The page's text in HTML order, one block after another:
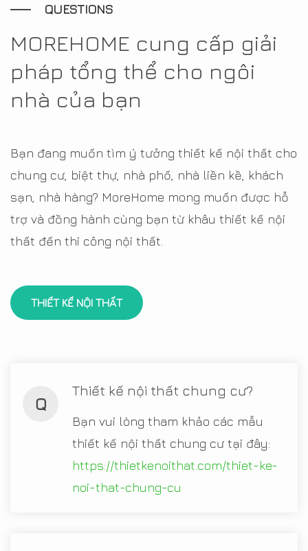
QUESTIONS
MOREHOME cung cấp giải
pháp tổng thể cho ngôi
nhà của bạn
Bạn đang muốn tìm ý tưởng thiết kế nội thất cho
chung cư, biệt thự, nhà phố, nhà liền kề, khách
sạn, nhà hàng? MoreHome mong muốn được hỗ
trợ và đồng hành cùng bạn từ khâu thiết kế nội
thất đến thi công nội thất.
THIẾT KẾ NỘI THẤT
Q
Thiết kế nội thất chung cư?
Bạn vui lòng tham khảo các mẫu
thiết kế nội thất chung cư tại đây:
https://thietkenoithat.com/thiet-ke-
noi-that-chung-cu